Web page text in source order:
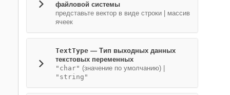
файловой системы
представьте вектор в виде строки
массив
ячеек
TextType — Тип выходных данных
текстовых переменных
"char" (значение по умолчанию) |
"string"